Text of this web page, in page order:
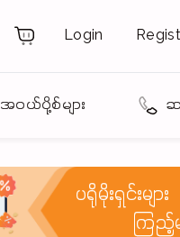
Login
အဝယ်ပို့စ်များ
ပရိုမိုးရှင်းများ
ကြ